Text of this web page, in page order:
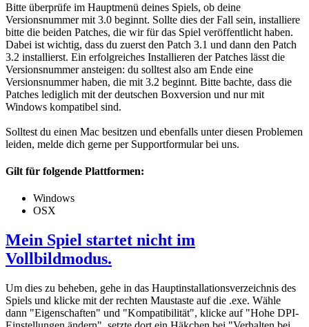
Bitte überprüfe im Hauptmenü deines Spiels, ob deine
Versionsnummer mit 3.0 beginnt. Sollte dies der Fall sein, installiere
bitte die beiden Patches, die wir für das Spiel veröffentlicht haben.
Dabei ist wichtig, dass du zuerst den Patch 3.1 und dann den Patch
3.2 installierst. Ein erfolgreiches Installieren der Patches lässt die
Versionsnummer ansteigen: du solltest also am Ende eine
Versionsnummer haben, die mit 3.2 beginnt. Bitte bachte, dass die
Patches lediglich mit der deutschen Boxversion und nur mit
Windows kompatibel sind.
Solltest du einen Mac besitzen und ebenfalls unter diesen Problemen
leiden, melde dich gerne per Supportformular bei uns.
Gilt für folgende Plattformen:
Windows
OSX
Mein Spiel startet nicht im
Vollbildmodus.
Um dies zu beheben, gehe in das Hauptinstallationsverzeichnis des
Spiels und klicke mit der rechten Maustaste auf die .exe. Wähle
dann "Eigenschaften" und "Kompatibilität", klicke auf "Hohe DPI-